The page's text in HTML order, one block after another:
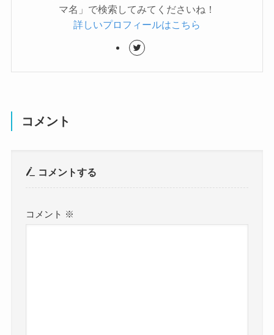
マ名」で検索してみてくださいね！
詳しいプロフィールはこちら
コメント
コメントする
コメント ※